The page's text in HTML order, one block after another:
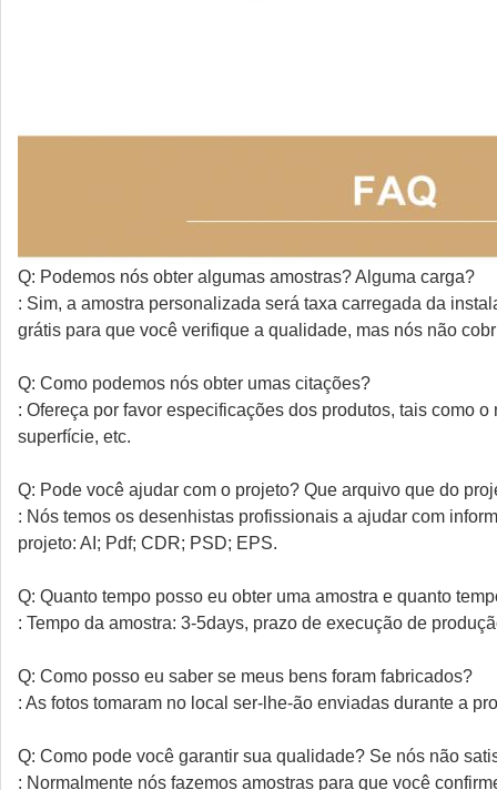
Q: Podemos nós obter algumas amostras? Alguma carga?
: Sim, a amostra personalizada será taxa carregada da
grátis para que você verifique a qualidade, mas nós não
Q: Como podemos nós obter umas citações?
: Ofereça por favor especificações dos produtos, tais como
superfície, etc.
Q: Pode você ajudar com o projeto? Que arquivo que do
: Nós temos os desenhistas profissionais a ajudar com
projeto: AI; Pdf; CDR; PSD; EPS.
Q: Quanto tempo posso eu obter uma amostra e quanto
: Tempo da amostra: 3-5days, prazo de execução de
Q: Como posso eu saber se meus bens foram fabricados?
: As fotos tomaram no local ser-lhe-ão enviadas durante a
Q: Como pode você garantir sua qualidade? Se nós não
: Normalmente nós fazemos amostras para que você